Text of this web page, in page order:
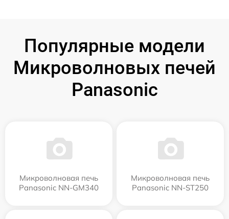
Популярные модели
Микроволновых печей
Panasonic
Микроволновая печь
Panasonic NN-GM340
Микроволновая печь
Panasonic NN-ST250